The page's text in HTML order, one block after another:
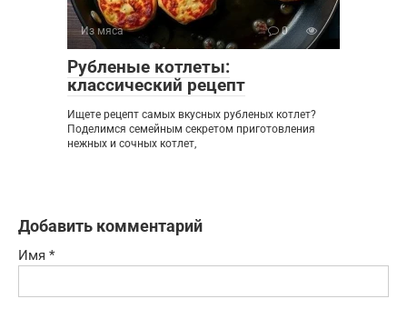
Из мяса 0
Рубленые котлеты:
классический рецепт
Ищете рецепт самых вкусных рубленых котлет?
Поделимся семейным секретом приготовления
нежных и сочных котлет,
Добавить комментарий
Имя *